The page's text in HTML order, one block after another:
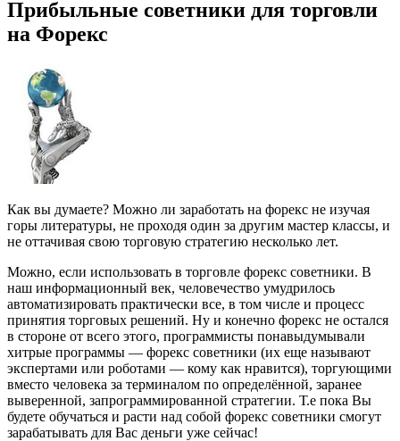
Прибыльные советники для торговли
на Форекс
Как вы думаете? Можно ли заработать на форекс не изучая
горы литературы, не проходя один за другим мастер классы, и
не оттачивая свою торговую стратегию несколько лет.
Можно, если использовать в торговле форекс советники. В
наш информационный век, человечество умудрилось
автоматизировать практически все, в том числе и процесс
принятия торговых решений. Ну и конечно форекс не остался
в стороне от всего этого, программисты понавыдумывали
хитрые программы — форекс советники (их еще называют
экспертами или роботами — кому как нравится), торгующими
вместо человека за терминалом по определённой, заранее
выверенной, запрограммированной стратегии. Т.е пока Вы
будете обучаться и расти над собой форекс советники смогут
зарабатывать для Вас деньги уже сейчас!